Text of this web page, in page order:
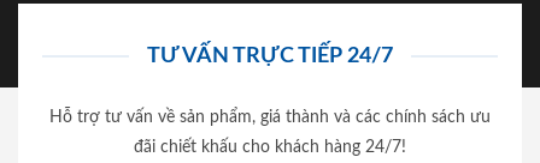
TƯ VẤN TRỰC TIẾP 24/7
Hỗ trợ tư vấn về sản phẩm, giá thành và các chính sách ưu
đãi chiết khấu cho khách hàng 24/7!